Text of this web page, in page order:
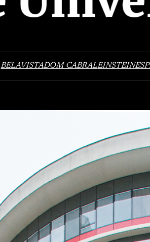
BELAVISTADOM CABRALEINSTEIN